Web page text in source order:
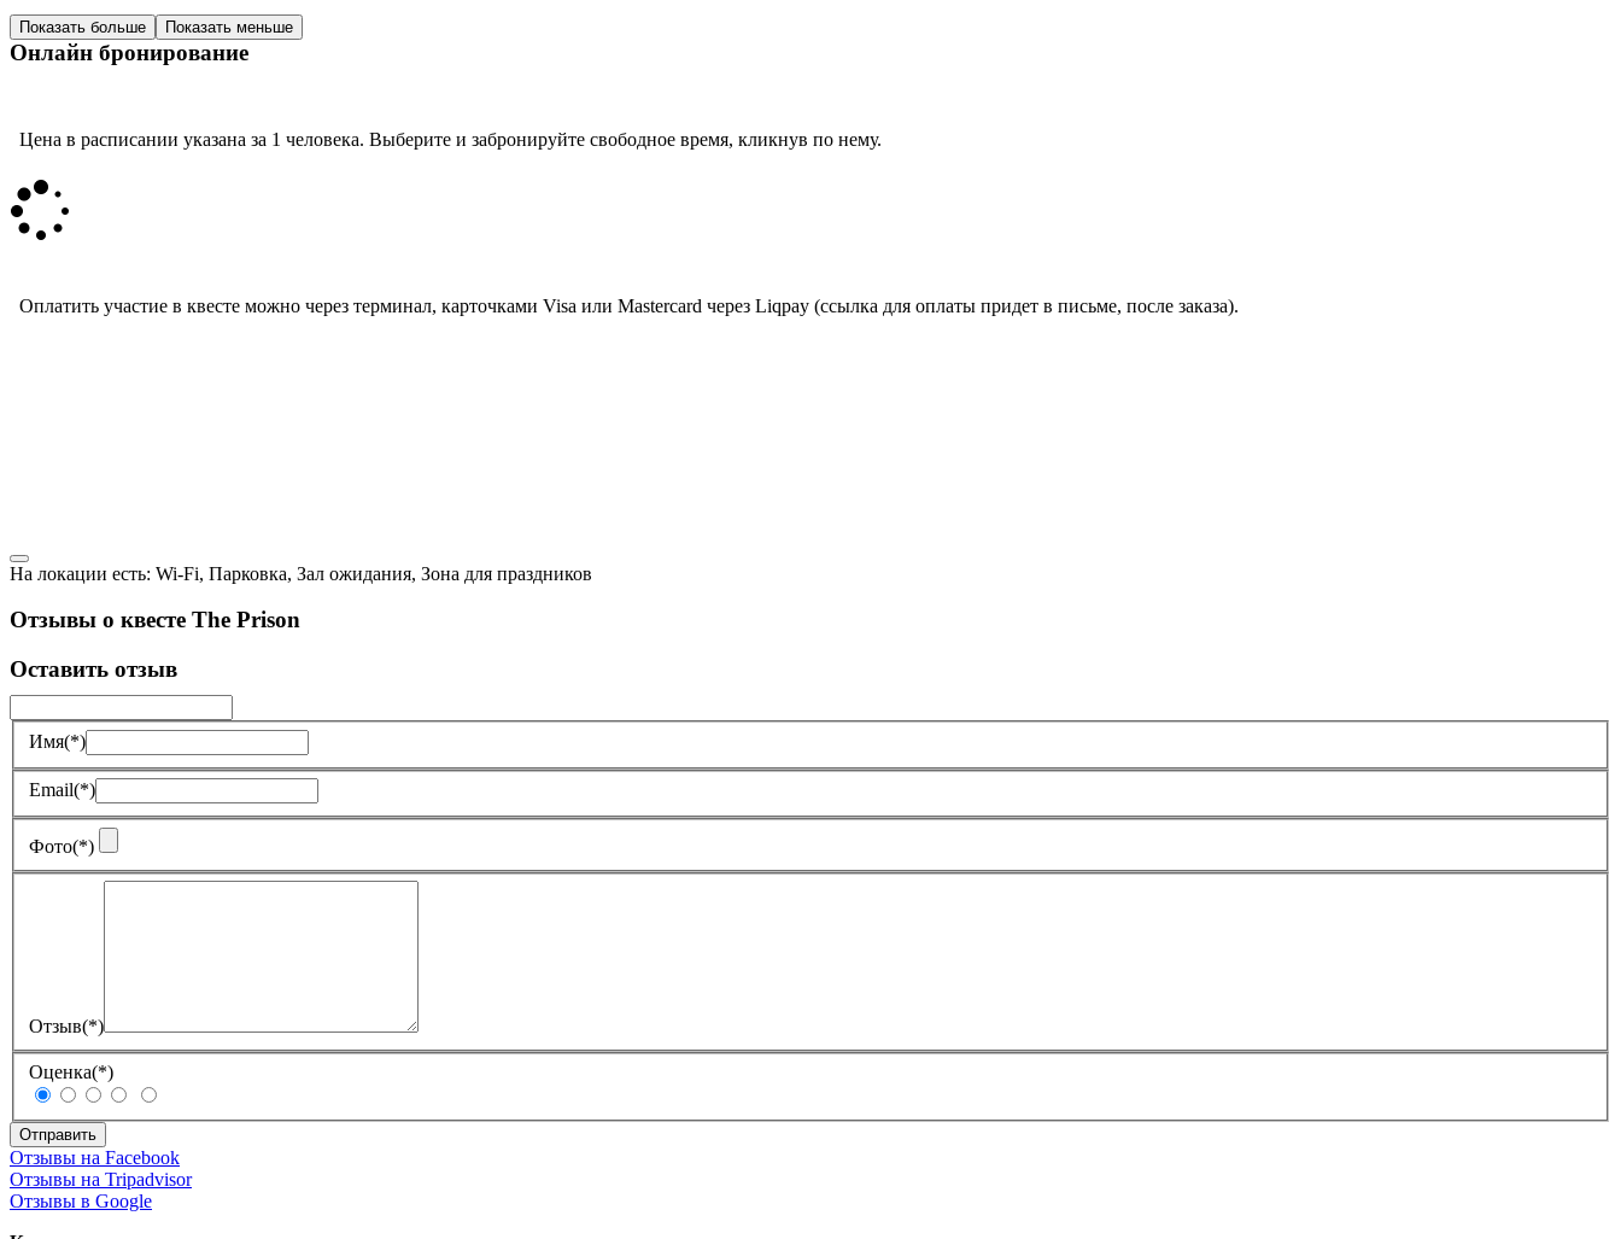
Показать больше Показать меньше
Онлайн бронирование
Цена в расписании указана за 1 человека. Выберите и забронируйте свободное время, кликнув по нему.
Оплатить участие в квесте можно через терминал, карточками Visa или Mastercard через Liqpay (ссылка для оплаты придет в письме, после заказа).
На локации есть: Wi-Fi, Парковка, Зал ожидания, Зона для праздников
Отзывы о квесте The Prison
Оставить отзыв
Имя(*)
Email(*)
Фото(*)
Отзыв(*)
Оценка(*)
Отправить
Отзывы на Facebook
Отзывы на Tripadvisor
Отзывы в Google